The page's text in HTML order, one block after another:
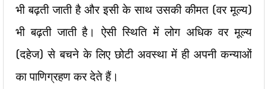
भी बढ़ती जाती है और इसी के साथ उसकी कीमत (वर मूल्य)
भी बढ़ती जाती है। ऐसी स्थिति में लोग अधिक वर मूल्य
(दहेज) से बचने के लिए छोटी अवस्था में ही अपनी कन्याओं
का पाणिग्रहण कर देते हैं।